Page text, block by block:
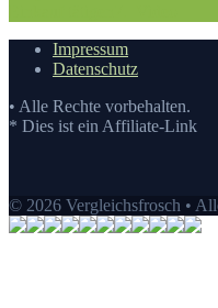
Impressum
Datenschutz
• Alle Rechte vorbehalten.
* Dies ist ein Affiliate-Link
© 2026 Vergleichsfrosch •